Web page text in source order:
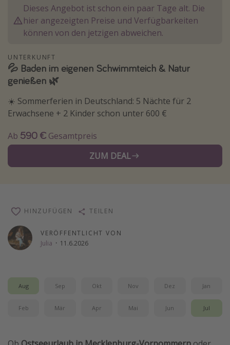
Gruppenreisen
Hotels in Hamburg
Hotels in Amsterdam
Hotels am Achensee
Weitere Themen
Reise Journal
Rundreisen in Thailand
Bahnreisen in der Schweiz
Reisepassfreie Reiseziele
Last Minute Urlaub Deutschland
Dieses Angebot ist schon ein paar Tage alt. Die
hier angezeigten Preise und Verfügbarkeiten
können von den jetzigen abweichen.
UNTERKUNFT
💦 Baden im eigenen Schwimmteich & Natur
genießen 🌿
☀️ Sommerferien in Deutschland: 5 Nächte für 2
Erwachsene + 2 Kinder schon unter 600 €
Ab 590 € Gesamtpreis
ZUM DEAL
VERÖFFENTLICHT VON
Julia · 11.6.2026
HINZUFÜGEN TEILEN
Aug Sep Okt Nov Dez Jan
Feb Mär Apr Mai Jun Jul